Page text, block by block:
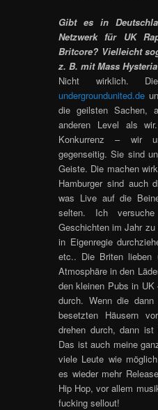
Gibt es in
Netzwerk für UK
Britcore? Vielleicht
z. B. mit Mass
Nicht wirklich.
undergroundunited.de
die geilsten Sachen,
anderen Level als
Konkurrenz – wir
gegenseitig. Sie sind
Geiste. Die machen
Hamburger sind auch
was Live auf die
selten. Ich
Geschichten im Jahr
in Eigenregie
etc.. Die Briten lieben
Atmosphäre in den
den kleinen Pubs in
durch. Wenn die
besetzten Häusern
drehen durch, dann
Das ist auch meine
viele Leute wie
es wieder mehr
Hip Hop, vor allem
fucking sellout!